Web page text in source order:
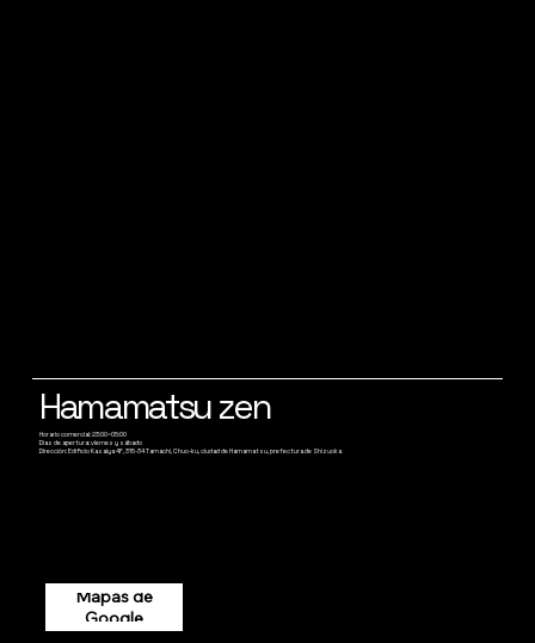
Mapas de
Google
Hamamatsu zen
Horario comercial: 23:00~05:00
Días de apertura: viernes y sábado
Dirección: Edificio Kasaiya 4F, 315-34 Tamachi, Chuo-ku, ciudad de Hamamatsu, prefectura de Shizuoka